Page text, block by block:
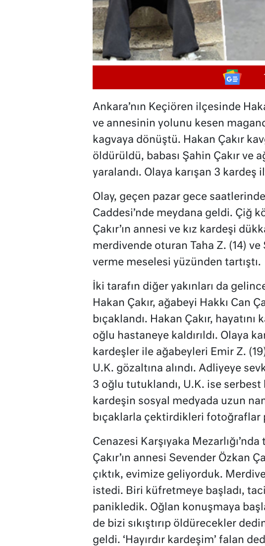
Ankara’nın Keçiören ilçesinde
ve annesinin yolunu kesen
kagvaya dönüştü. Hakan Çakır
öldürüldü, babası Şahin Çakır ve
yaralandı. Olaya karışan 3 kardeş
Olay, geçen pazar gece
Caddesi’nde meydana geldi. Çiğ
Çakır’ın annesi ve kız kardeşi
merdivende oturan Taha Z. (14) ve
verme meselesi yüzünden tartıştı.
İki tarafın diğer yakınları da
Hakan Çakır, ağabeyi Hakkı Can
bıçaklandı. Hakan Çakır,
oğlu hastaneye kaldırıldı. Olaya
kardeşler ile ağabeyleri Emir Z.
U.K. gözaltına alındı. Adliyeye
3 oğlu tutuklandı, U.K. ise serbest
kardeşin sosyal medyada uzun
bıçaklarla çektirdikleri fotoğraflar
Cenazesi Karşıyaka
Çakır’ın annesi Sevender Özkan
çıktık, evimize geliyorduk.
istedi. Biri küfretmeye başladı,
panikledik. Oğlan konuşmaya
de bizi sıkıştırıp öldürecekler
geldi. ‘Hayırdır kardeşim’ falan